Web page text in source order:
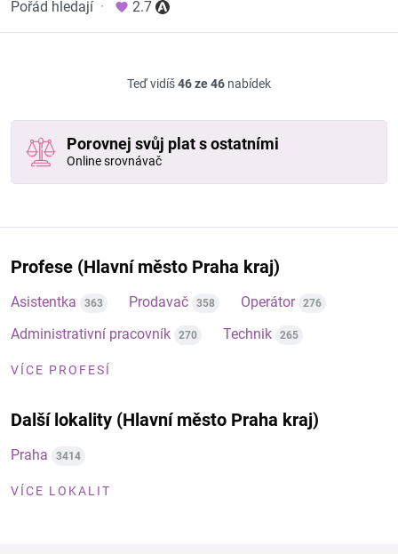
Pořád hledají · 2.7
Teď vidíš46 ze 46 nabídek
Porovnej svůj plat s ostatními
Online srovnávač
Profese (Hlavní město Praha kraj)
Asistentka 363 Prodavač 358 Operátor 276
Administrativní pracovník 270 Technik 265
VÍCE PROFESÍ
Další lokality (Hlavní město Praha kraj)
Praha 3414
VÍCE LOKALIT